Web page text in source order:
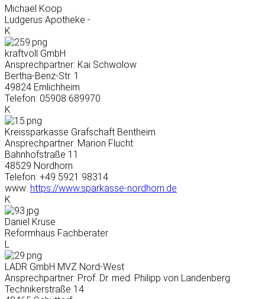
Michael Koop
Ludgerus Apotheke -
K
kraftvoll GmbH
Ansprechpartner: Kai Schwolow
Bertha-Benz-Str. 1
49824 Emlichheim
Telefon: 05908 689970
K
Kreissparkasse Grafschaft Bentheim
Ansprechpartner: Marion Flucht
Bahnhofstraße 11
48529 Nordhorn
Telefon: +49 5921 98314
www: https://www.sparkasse-nordhorn.de
K
Daniel Kruse
Reformhaus Fachberater
L
LADR GmbH MVZ Nord-West
Ansprechpartner: Prof. Dr. med. Philipp von Landenberg
Technikerstraße 14